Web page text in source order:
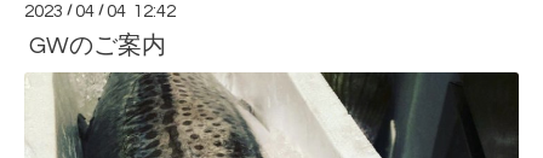
2023 /04 /04 12:42
GWのご案内